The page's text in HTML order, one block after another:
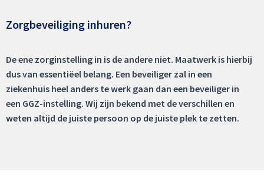
Zorgbeveiliging inhuren?
De ene zorginstelling in is de andere niet. Maatwerk is hierbij
dus van essentiëel belang. Een beveiliger zal in een
ziekenhuis heel anders te werk gaan dan een beveiliger in
een GGZ-instelling. Wij zijn bekend met de verschillen en
weten altijd de juiste persoon op de juiste plek te zetten.